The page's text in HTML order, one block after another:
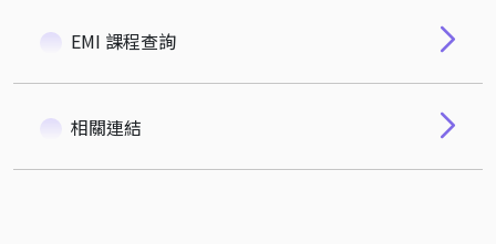
EMI 課程查詢
相關連結